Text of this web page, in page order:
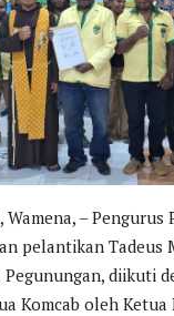
– Pengurus
pelantikan Tadeus
Pegunungan, diikuti
Komcab oleh Ketua